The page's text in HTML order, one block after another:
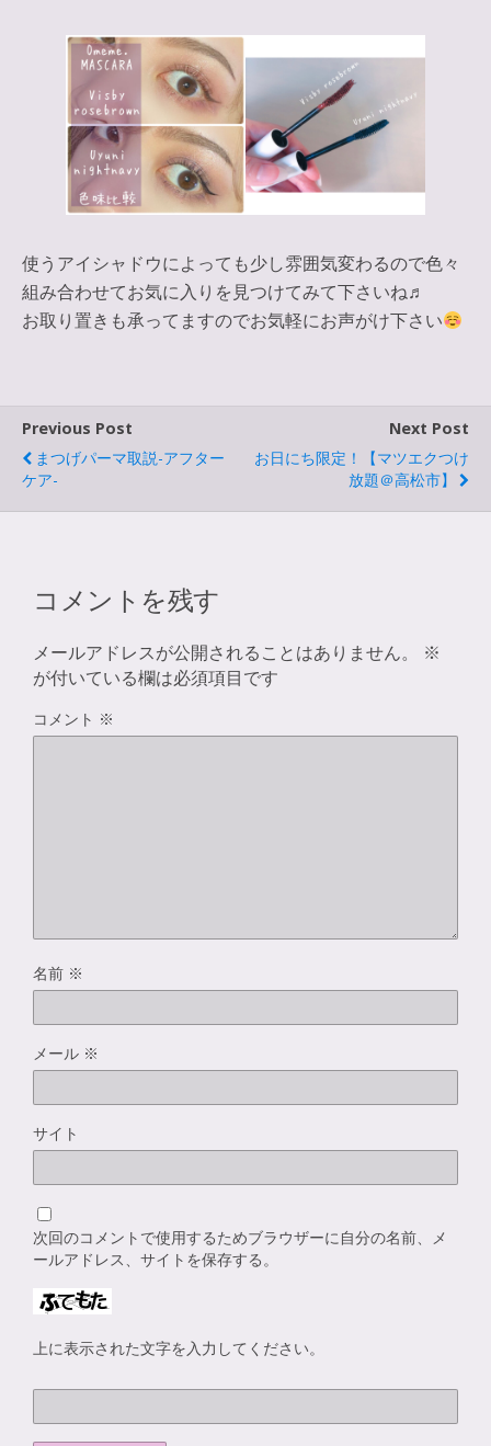
使うアイシャドウによっても少し雰囲気変わるので色々
組み合わせてお気に入りを見つけてみて下さいね♬
お取り置きも承ってますのでお気軽にお声がけ下さい
Previous Post
まつげパーマ取説-アフター
ケア-
Next Post
お日にち限定！【マツエクつけ
放題＠高松市】
コメントを残す
メールアドレスが公開されることはありません。
※
が付いている欄は必須項目です
コメント ※
名前 ※
メール ※
サイト
次回のコメントで使用するためブラウザーに自分の名前、メ
ールアドレス、サイトを保存する。
上に表示された文字を入力してください。